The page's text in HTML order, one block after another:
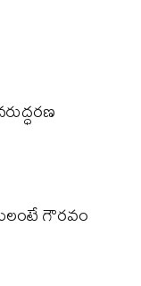
గౌర‌వం